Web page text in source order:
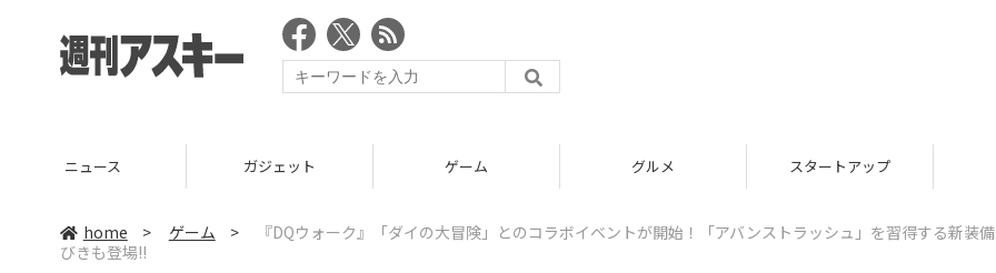
ニュース ガジェット ゲーム グルメ スタートアップ
home > ゲーム >
『DQウォーク』「ダイの大冒険」とのコラボイベントが開始！「アバンストラッシュ」を習得する新装備
びきも登場!!